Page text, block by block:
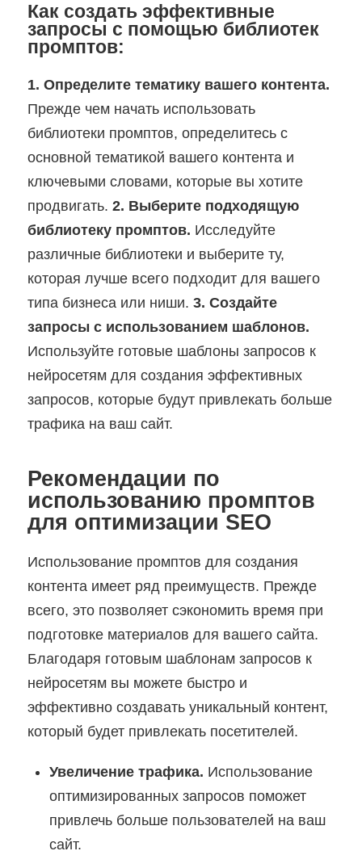
Как создать эффективные
запросы с помощью библиотек
промптов:
1. Определите тематику вашего контента.
Прежде чем начать использовать
библиотеки промптов, определитесь с
основной тематикой вашего контента и
ключевыми словами, которые вы хотите
продвигать. 2. Выберите подходящую
библиотеку промптов. Исследуйте
различные библиотеки и выберите ту,
которая лучше всего подходит для вашего
типа бизнеса или ниши. 3. Создайте
запросы с использованием шаблонов.
Используйте готовые шаблоны запросов к
нейросетям для создания эффективных
запросов, которые будут привлекать больше
трафика на ваш сайт.
Рекомендации по
использованию промптов
для оптимизации SEO
Использование промптов для создания
контента имеет ряд преимуществ. Прежде
всего, это позволяет сэкономить время при
подготовке материалов для вашего сайта.
Благодаря готовым шаблонам запросов к
нейросетям вы можете быстро и
эффективно создавать уникальный контент,
который будет привлекать посетителей.
Увеличение трафика. Использование
оптимизированных запросов поможет
привлечь больше пользователей на ваш
сайт.